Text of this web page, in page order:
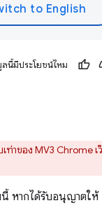
นี้มีประโยชน์ไหม
ท่าของ MV3 Chrome เ
หากได้รับอนุญาตให้